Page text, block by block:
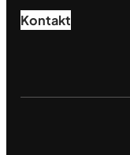
Kontakt